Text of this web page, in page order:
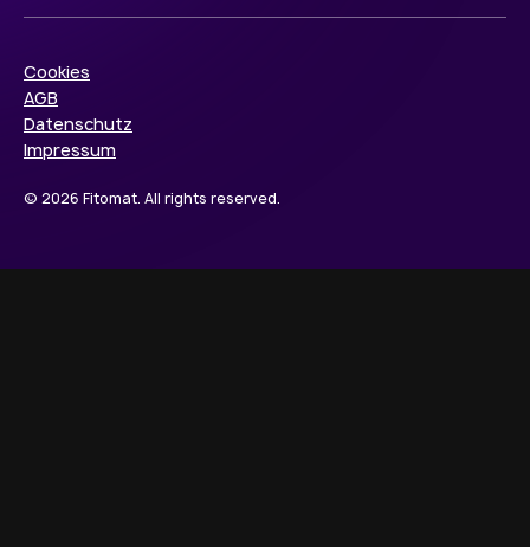
© 2026 Fitomat. All rights reserved.
Cookies
AGB
Datenschutz
Impressum